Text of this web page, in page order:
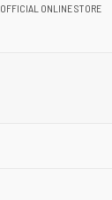
OFFICIAL ONLINE STORE